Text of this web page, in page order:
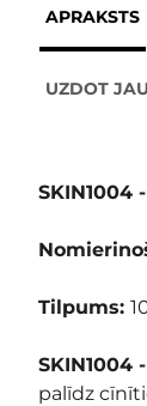
APRAKSTS
UZDOT
SKIN1004
Tilpums:
SKIN1004
palīdz